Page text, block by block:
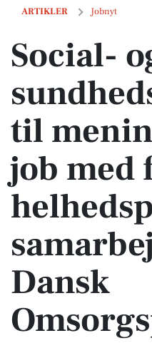
ARTIKLER Jobnyt
Social- og
Social-
til
job med
Dansk